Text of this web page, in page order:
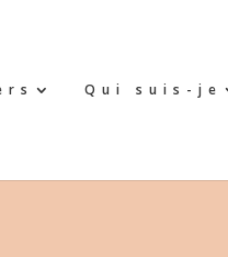
Qui suis-je